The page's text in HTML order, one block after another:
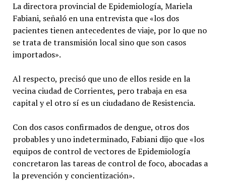
La directora provincial de Epidemiología, Mariela
Fabiani, señaló en una entrevista que «los dos
pacientes tienen antecedentes de viaje, por lo que no
se trata de transmisión local sino que son casos
importados».
Al respecto, precisó que uno de ellos reside en la
vecina ciudad de Corrientes, pero trabaja en esa
capital y el otro sí es un ciudadano de Resistencia.
Con dos casos confirmados de dengue, otros dos
probables y uno indeterminado, Fabiani dijo que «los
equipos de control de vectores de Epidemiología
concretaron las tareas de control de foco, abocadas a
la prevención y concientización».